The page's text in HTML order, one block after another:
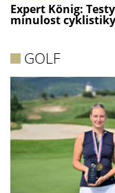
Expert König:
minulost
GOLF